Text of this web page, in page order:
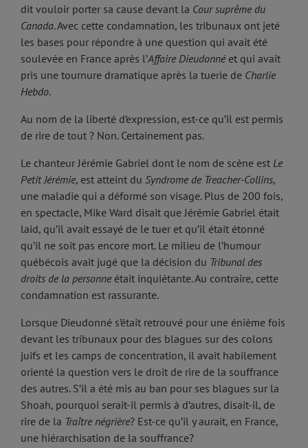
dit vouloir porter sa cause devant la Cour suprême du
Canada. Avec cette condamnation, les tribunaux ont jeté
les bases pour répondre à une question qui avait été
soulevée en France après l’Affaire Dieudonné et qui avait
pris une tournure dramatique après la tuerie de Charlie
Hebdo.
Au nom de la liberté d’expression, est-ce qu’il est permis
de rire de tout ? Non. Certainement pas.
Le chanteur Jérémie Gabriel dont le nom de scène est Le
Petit Jérémie, est atteint du Syndrome de Treacher-Collins,
une maladie qui a déformé son visage. Plus de 200 fois,
en spectacle, Mike Ward disait que Jérémie Gabriel était
laid, qu’il avait essayé de le tuer et qu’il était étonné
qu’il ne soit pas encore mort. Le milieu de l’humour
québécois avait jugé que la décision du Tribunal des
droits de la personne était inquiétante. Au contraire, cette
condamnation est rassurante.
Lorsque Dieudonné s’était retrouvé pour une énième fois
devant les tribunaux pour des blagues sur des colons
juifs et les camps de concentration, il avait habilement
orienté la question vers le droit de rire de la souffrance
des autres. S’il a été mis au ban pour ses blagues sur la
Shoah, pourquoi serait-il permis à d’autres, disait-il, de
rire de la Traître négrière? Est-ce qu’il y aurait, en France,
une hiérarchisation de la souffrance?